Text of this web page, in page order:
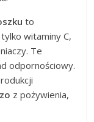
to
witaminy C,
Te
odpornościowy.
z pożywienia,